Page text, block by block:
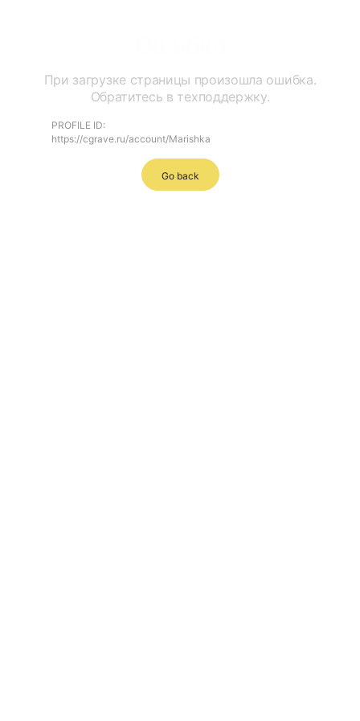
При загрузке страницы произошла ошибка.
Обратитесь в техподдержку.
PROFILE ID:
https://cgrave.ru/account/Marishka
Go back